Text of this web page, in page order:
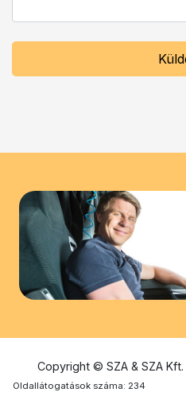
Copyright © SZA & SZA
Oldallátogatások száma: 234